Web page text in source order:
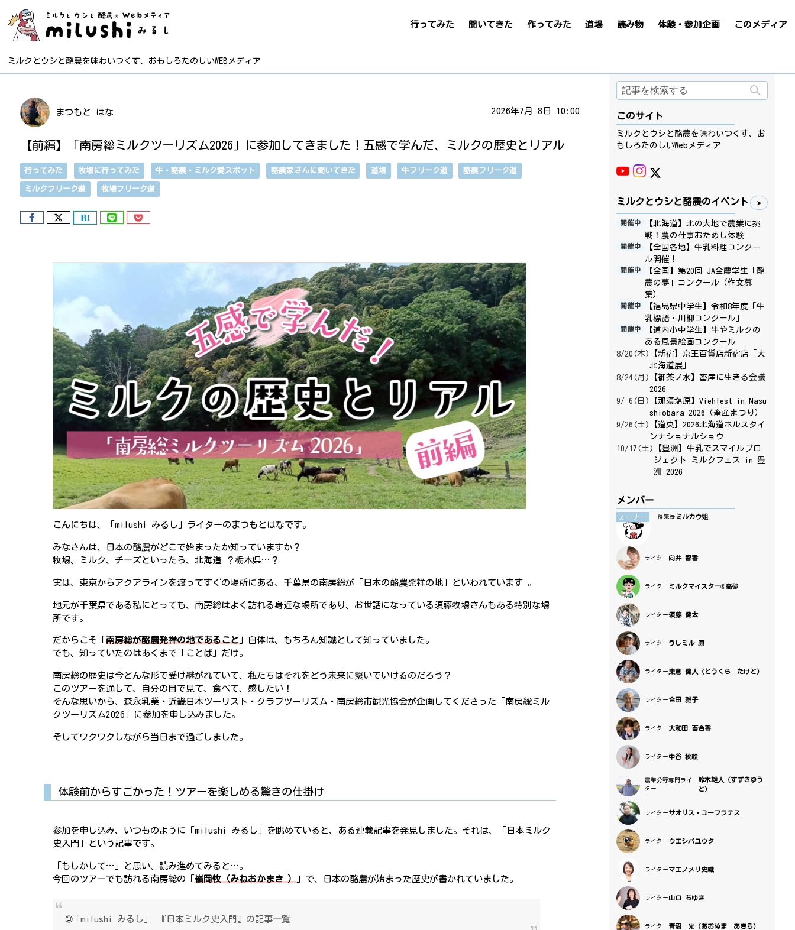
行ってみた 聞いてきた 作ってみた 道場 読み物 体験・参加企画 このメディア
ミルクとウシと酪農を味わいつくす、おもしろたのしいWEBメディア
まつもと はな 2026年7月 8日 10:00
【前編】「南房総ミルクツーリズム2026」に参加してきました！五感で学んだ、ミルクの歴史とリアル
行ってみた 牧場に行ってみた 牛・酪農・ミルク愛スポット 酪農家さんに聞いてきた 道場 牛フリーク道 酪農フリーク道
ミルクフリーク道 牧場フリーク道
こんにちは、「milushi みるし」ライターのまつもとはなです。
みなさんは、日本の酪農がどこで始まったか知っていますか？
牧場、ミルク、チーズといったら、北海道 ？栃木県…？
実は、東京からアクアラインを渡ってすぐの場所にある、千葉県の南房総が「日本の酪農発祥の地」といわれています 。
地元が千葉県である私にとっても、南房総はよく訪れる身近な場所であり、お世話になっている須藤牧場さんもある特別な場
所です。
だからこそ「南房総が酪農発祥の地であること 」自体は、もちろん知識として知っていました。
でも、知っていたのはあくまで「ことば」だけ。
南房総の歴史は今どんな形で受け継がれていて、私たちはそれをどう未来に繋いでいけるのだろう？
このツアーを通して、自分の目で見て、食べて、感じたい！
そんな思いから、森永乳業・近畿日本ツーリスト・クラブツーリズム・南房総市観光協会が企画してくださった「南房総ミル
クツーリズム2026」に参加を申し込みました。
そしてワクワクしながら当日まで過ごしました。
体験前からすごかった！ツアーを楽しめる驚きの仕掛け
参加を申し込み、いつものように「milushi みるし」を眺めていると、ある連載記事を発見しました。それは、「日本ミルク
史入門」という記事です。
「もしかして…」と思い、読み進めてみると…。
今回のツアーでも訪れる南房総の「嶺岡牧（みねおかまき ） 」で、日本の酪農が始まった歴史が書かれていました。
🌐「milushi みるし」 『日本ミルク史入門』の記事一覧
このサイト
ミルクとウシと酪農を味わいつくす、お
もしろたのしいWebメディア
ミルクとウシと酪農のイベント
開催中
【北海道】北の大地で農業に挑
戦！農の仕事おためし体験
開催中
【全国各地】牛乳料理コンクー
ル開催！
開催中
【全国】第20回 JA全農学生「酪
農の夢」コンクール（作文募
集）
開催中
【福島県中学生】令和8年度「牛
乳標語・川柳コンクール」
開催中
【道内小中学生】牛やミルクの
ある風景絵画コンクール
8/20(木)
【新宿】京王百貨店新宿店「大
北海道展」
8/24(月)
【御茶ノ水】畜産に生きる会議
2026
9/ 6(日)
【那須塩原】Viehfest in Nasu
shiobara 2026（畜産まつり）
9/26(土)
【道央】2026北海道ホルスタイ
ンナショナルショウ
10/17(土)
【豊洲】牛乳でスマイルプロ
ジェクト ミルクフェス in 豊
洲 2026
メンバー
オーナー 編集長 ミルカウ姐
ライター 向井 智香
ライター ミルクマイスター®高砂
ライター須藤 健太
ライター うしミル 原
ライター 東倉 健人（とうくら たけと）
ライター合田 雅子
ライター 大和田 百合香
ライター 中谷 秋絵
農業分野専門ライ
ター
鈴木雄人（すずきゆう
と）
ライター サオリス・ユーフラテス
ライター ウエシバユウタ
ライター マエノメリ史織
ライター 山口 ちゆき
ライター 青沼 光（あおぬま あきら）